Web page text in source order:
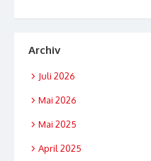
Archiv
Juli 2026
Mai 2026
Mai 2025
April 2025